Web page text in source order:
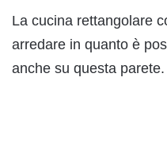
La cucina rettangolare
arredare in quanto è
anche su questa parete.